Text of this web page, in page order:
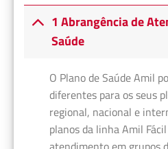
1 Abrangência de
Saúde
O Plano de Saúde Amil
diferentes para os seus
regional, nacional e
planos da linha Amil